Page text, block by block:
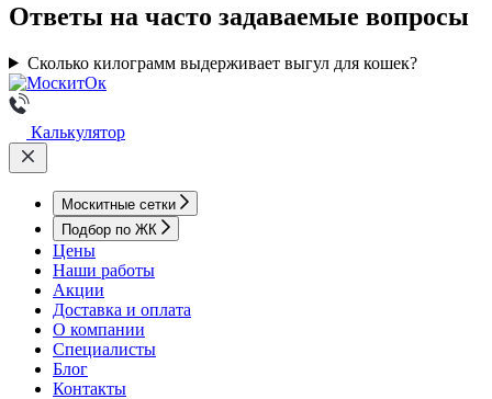
Ответы на часто задаваемые вопросы
Сколько килограмм выдерживает выгул для кошек?
Калькулятор
Москитные сетки
Подбор по ЖК
Цены
Наши работы
Акции
Доставка и оплата
О компании
Специалисты
Блог
Контакты